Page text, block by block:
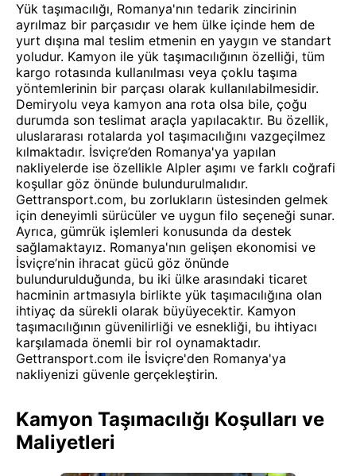
Yük taşımacılığı, Romanya'nın tedarik zincirinin
ayrılmaz bir parçasıdır ve hem ülke içinde hem de
yurt dışına mal teslim etmenin en yaygın ve standart
yoludur. Kamyon ile yük taşımacılığının özelliği, tüm
kargo rotasında kullanılması veya çoklu taşıma
yöntemlerinin bir parçası olarak kullanılabilmesidir.
Demiryolu veya kamyon ana rota olsa bile, çoğu
durumda son teslimat araçla yapılacaktır. Bu özellik,
uluslararası rotalarda yol taşımacılığını vazgeçilmez
kılmaktadır. İsviçre’den Romanya'ya yapılan
nakliyelerde ise özellikle Alpler aşımı ve farklı coğrafi
koşullar göz önünde bulundurulmalıdır.
Gettransport.com, bu zorlukların üstesinden gelmek
için deneyimli sürücüler ve uygun filo seçeneği sunar.
Ayrıca, gümrük işlemleri konusunda da destek
sağlamaktayız. Romanya'nın gelişen ekonomisi ve
İsviçre’nin ihracat gücü göz önünde
bulundurulduğunda, bu iki ülke arasındaki ticaret
hacminin artmasıyla birlikte yük taşımacılığına olan
ihtiyaç da sürekli olarak büyüyecektir. Kamyon
taşımacılığının güvenilirliği ve esnekliği, bu ihtiyacı
karşılamada önemli bir rol oynamaktadır.
Gettransport.com ile İsviçre'den Romanya'ya
nakliyenizi güvenle gerçekleştirin.
Kamyon Taşımacılığı Koşulları ve
Maliyetleri